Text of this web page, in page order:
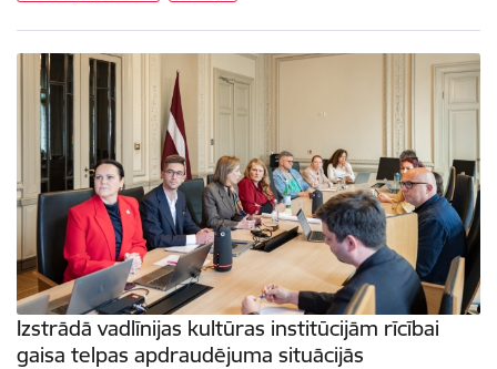
Izstrādā vadlīnijas kultūras institūcijām rīcībai
gaisa telpas apdraudējuma situācijās